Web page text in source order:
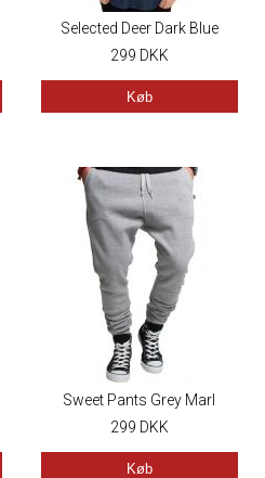
Selected Deer Dark Blue
Denim
299 DKK
Køb
Sweet Pants Grey Marl
299 DKK
Køb